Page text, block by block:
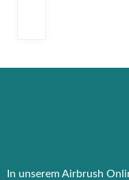
In unserem Airbrush